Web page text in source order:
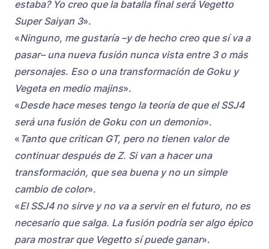
estaba? Yo creo que la batalla final será Vegetto
Super Saiyan 3».
«Ninguno, me gustaría –y de hecho creo que sí va a
pasar– una nueva fusión nunca vista entre 3 o más
personajes. Eso o una transformación de Goku y
Vegeta en medio majins».
«Desde hace meses tengo la teoría de que el SSJ4
será una fusión de Goku con un demonio».
« Tanto que critican GT, pero no tienen valor de
continuar después de Z. Si van a hacer una
transformación, que sea buena y no un simple
cambio de color».
«El SSJ4 no sirve y no va a servir en el futuro, no es
necesario que salga. La fusión podría ser algo épico
para mostrar que Vegetto sí puede ganar».